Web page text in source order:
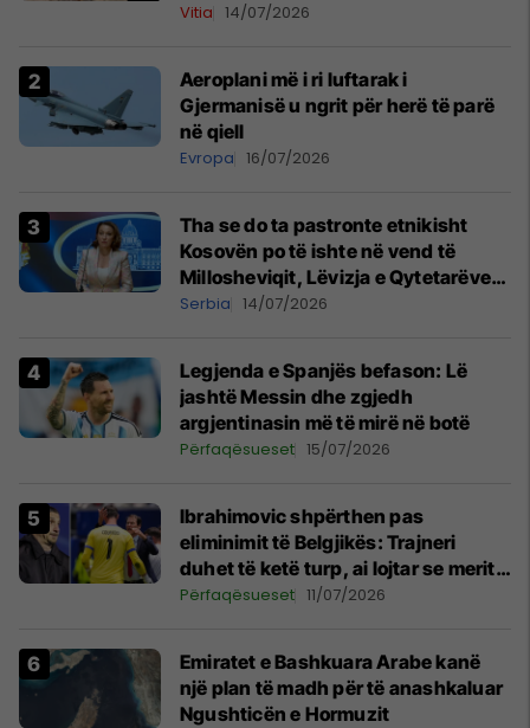
Vitia 14/07/2026
Aeroplani më i ri luftarak i
Gjermanisë u ngrit për herë të parë
në qiell
Evropa 16/07/2026
Tha se do ta pastronte etnikisht
Kosovën po të ishte në vend të
Millosheviqit, Lëvizja e Qytetarëve
të Lirë në Serbi kërkon shkarkimin e
Serbia 14/07/2026
Legjenda e Spanjës befason: Lë
jashtë Messin dhe zgjedh
argjentinasin më të mirë në botë
Përfaqësueset 15/07/2026
Ibrahimovic shpërthen pas
eliminimit të Belgjikës: Trajneri
duhet të ketë turp, ai lojtar se meritoi
të luante
Përfaqësueset 11/07/2026
Emiratet e Bashkuara Arabe kanë
një plan të madh për të anashkaluar
Ngushticën e Hormuzit